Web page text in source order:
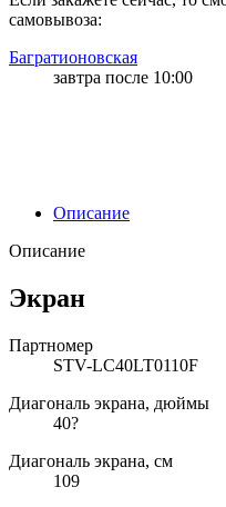
самовывоза:
Багратионовская
завтра после 10:00
Описание
Описание
Экран
Партномер
STV-LC40LT0110F
Диагональ экрана, дюймы
40?
Диагональ экрана, см
109